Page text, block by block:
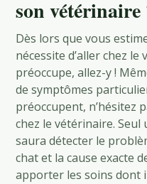
son vétérinaire
Dès lors que vous
nécessite d’aller chez
préoccupe, allez-y !
de symptômes
préoccupent, n’hésitez
chez le vétérinaire.
saura détecter le
chat et la cause exacte
apporter les soins dont